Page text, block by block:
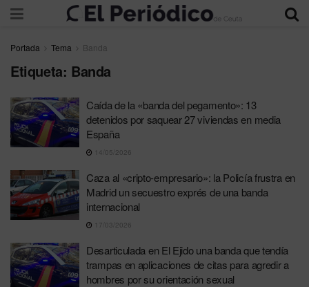
Portada Tema Banda
Etiqueta: Banda
Caída de la «banda del pegamento»: 13
detenidos por saquear 27 viviendas en media
España
14/05/2026
Caza al «cripto-empresario»: la Policía frustra en
Madrid un secuestro exprés de una banda
internacional
17/03/2026
Desarticulada en El Ejido una banda que tendía
trampas en aplicaciones de citas para agredir a
hombres por su orientación sexual